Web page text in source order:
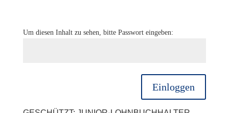
Um diesen Inhalt zu sehen, bitte Passwort eingeben:
Einloggen